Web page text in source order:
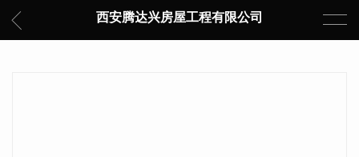
西安腾达兴房屋工程有限公司